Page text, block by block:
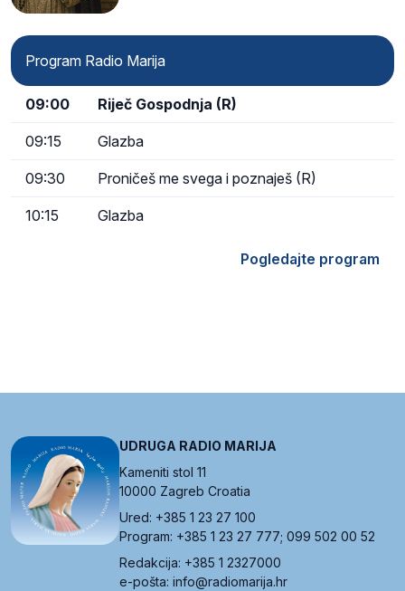
Program Radio Marija
09:00 Riječ Gospodnja (R)
09:15 Glazba
09:30 Proničeš me svega i poznaješ (R)
10:15 Glazba
Pogledajte program
UDRUGA RADIO MARIJA
Kameniti stol 11
10000 Zagreb Croatia
Ured: +385 1 23 27 100
Program: +385 1 23 27 777; 099 502 00 52
Redakcija: +385 1 2327000
e-pošta: info@radiomarija.hr